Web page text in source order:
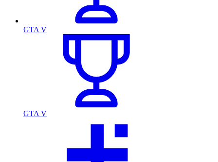
GTA V
GTA V